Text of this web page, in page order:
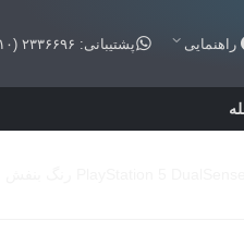
راهنمایی پشتیبانی: ۲۳۳۶۶۹۶ (۰۹۱۰)